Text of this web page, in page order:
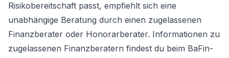
Risikobereitschaft passt, empfiehlt sich eine
unabhängige Beratung durch einen zugelassenen
Finanzberater oder Honorarberater. Informationen zu
zugelassenen Finanzberatern findest du beim BaFin-